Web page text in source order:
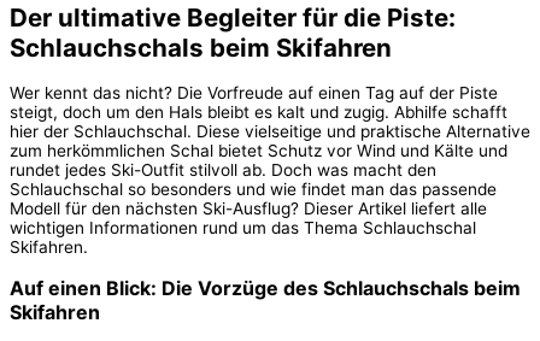
Der ultimative Begleiter für die Piste:
Schlauchschals beim Skifahren
Wer kennt das nicht? Die Vorfreude auf einen Tag auf der Piste
steigt, doch um den Hals bleibt es kalt und zugig. Abhilfe schafft
hier der Schlauchschal. Diese vielseitige und praktische Alternative
zum herkömmlichen Schal bietet Schutz vor Wind und Kälte und
rundet jedes Ski-Outfit stilvoll ab. Doch was macht den
Schlauchschal so besonders und wie findet man das passende
Modell für den nächsten Ski-Ausflug? Dieser Artikel liefert alle
wichtigen Informationen rund um das Thema Schlauchschal
Skifahren.
Auf einen Blick: Die Vorzüge des Schlauchschals beim
Skifahren